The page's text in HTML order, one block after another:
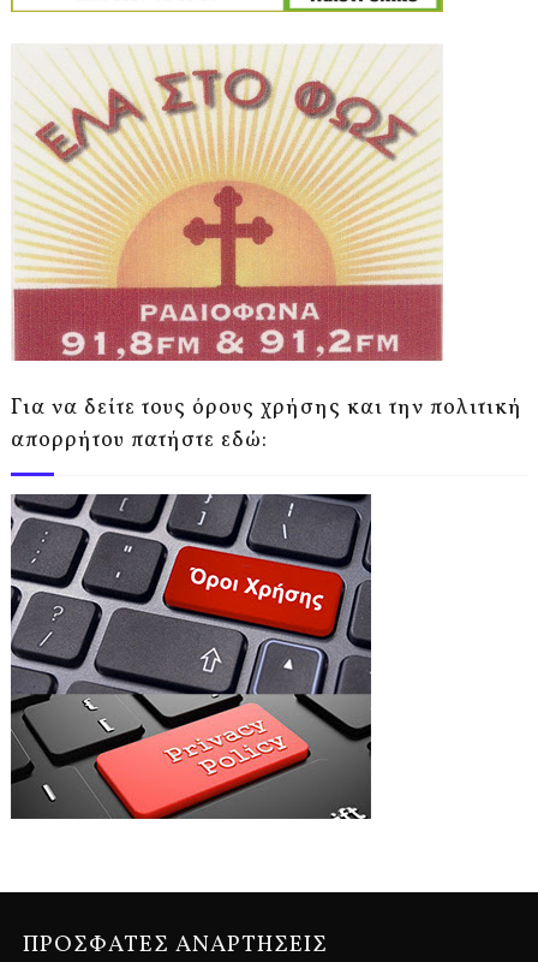
Για να δείτε τους όρους χρήσης και την πολιτική
απορρήτου πατήστε εδώ:
ΠΡΟΣΦΑΤΕΣ ΑΝΑΡΤΗΣΕΙΣ